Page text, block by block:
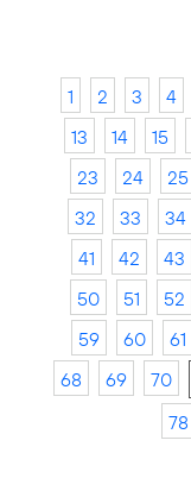
1 2 3 4
13
14 15
23
24 25
32
33 34
41
42 43
50
51 52
59
60 61
68
69 70
78